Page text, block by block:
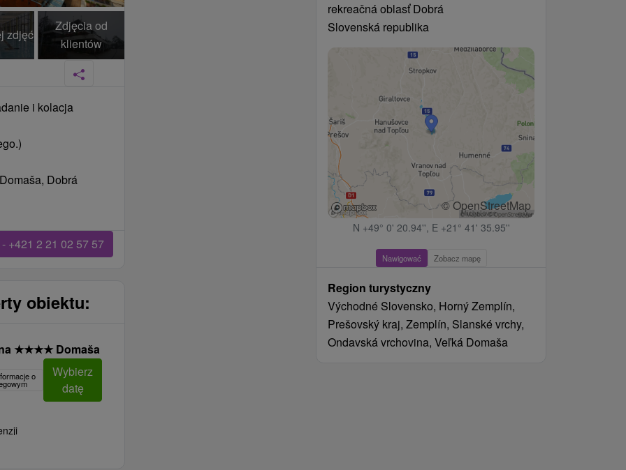
rekreačná oblasť Dobrá
Slovenská republika
© OpenStreetMap
N +49° 0' 20.94'', E +21° 41' 35.95''
Nawigować Zobacz mapę
Region turystyczny
Východné Slovensko, Horný Zemplín,
Prešovský kraj, Zemplín, Slanské vrchy,
Ondavská vrchovina, Veľká Domaša
zdjęć
Zdjęcia od
klientów
i kolacja
Dobrá
+421 2 21 02 57 57
obiektu:
★★★★ Domaša
o
Wybierz
datę